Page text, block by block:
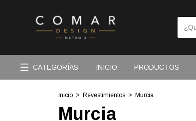
CATEGORÍAS INICIO PRODUCTOS
Inicio > Revestimientos > Murcia
Murcia